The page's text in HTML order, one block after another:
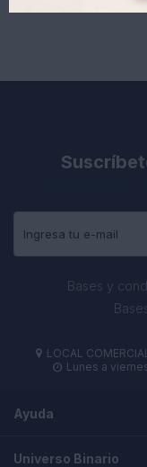
Bases y
 LOCAL
 Lunes a
Ayuda
Universo Binario